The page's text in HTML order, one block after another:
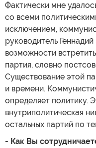
Фактически мне
со всеми
исключением,
руководитель
возможности
партия, словно
Существование этой
и времени.
определяет политику.
внутриполитическая
остальных партий по
- Как Вы